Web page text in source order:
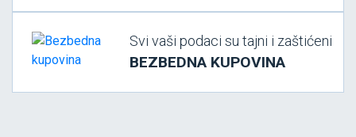
Svi vaši podaci su tajni i zaštićeni
BEZBEDNA KUPOVINA